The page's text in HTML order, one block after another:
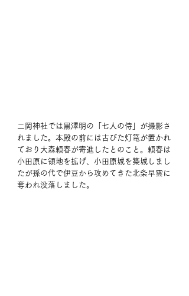
二岡神社では黒澤明の「七人の侍」が撮影さ
れました。本殿の前には古びた灯篭が置かれ
ており大森頼春が寄進したとのこと。頼春は
小田原に領地を拡げ、小田原城を築城しまし
たが孫の代で伊豆から攻めてきた北条早雲に
奪われ没落しました。